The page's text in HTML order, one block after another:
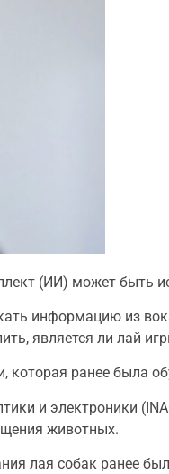
(ИИ) может быть
информацию из
является ли лай
ранее была
и электроники
животных.
лая собак ранее